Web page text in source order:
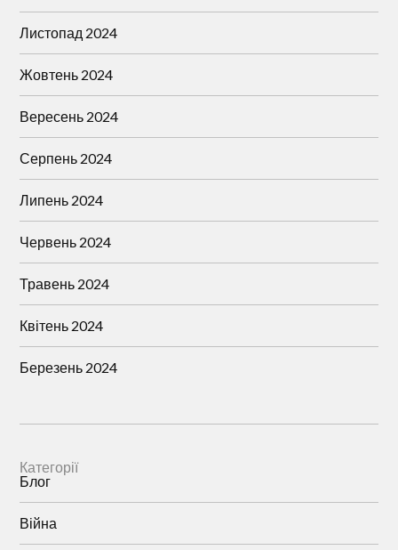
Листопад 2024
Жовтень 2024
Вересень 2024
Серпень 2024
Липень 2024
Червень 2024
Травень 2024
Квітень 2024
Березень 2024
Категорії
Блог
Війна